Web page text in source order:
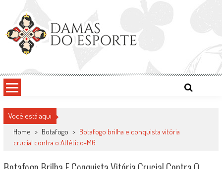
content
Damas do Esporte
Você está aqui
Home > Botafogo > Botafogo brilha e conquista vitória
crucial contra o Atlético-MG